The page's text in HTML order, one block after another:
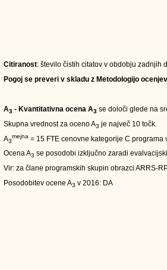
Citiranost: število čistih citatov v obdobju zadnjih
Pogoj se preveri v skladu z Metodologijo
A3 - Kvantitativna ocena A3 se določi glede na
Skupna vrednost za oceno A3 je največ 10 točk.
A3
mejna = 15 FTE cenovne kategorije C programa
Ocena A3 se posodobi izključno zaradi
Vir: za člane programskih skupin obrazci ARRS-
Posodobitev ocene A3 v 2016: DA